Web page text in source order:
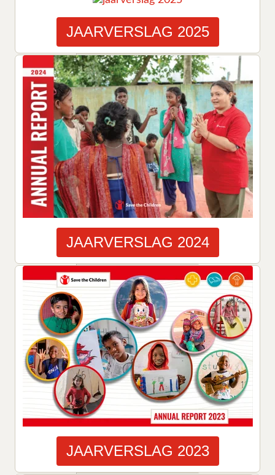
JAARVERSLAG 2025
JAARVERSLAG 2024
JAARVERSLAG 2023